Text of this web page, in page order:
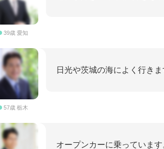
39歳 愛知
57歳 栃木
日光や茨城の海によく行きま
オープンカーに乗っています